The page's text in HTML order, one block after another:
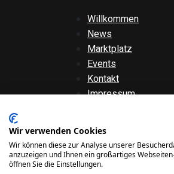
Willkommen
News
Marktplatz
Events
Kontakt
Impressum
Wir verwenden Cookies
Wir können diese zur Analyse unserer
anzuzeigen und Ihnen ein großartiges
öffnen Sie die Einstellungen.